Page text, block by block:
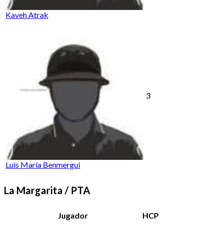
Kaveh Atrak
Luis María Benmergui
3
La Margarita / PTA
Jugador HCP